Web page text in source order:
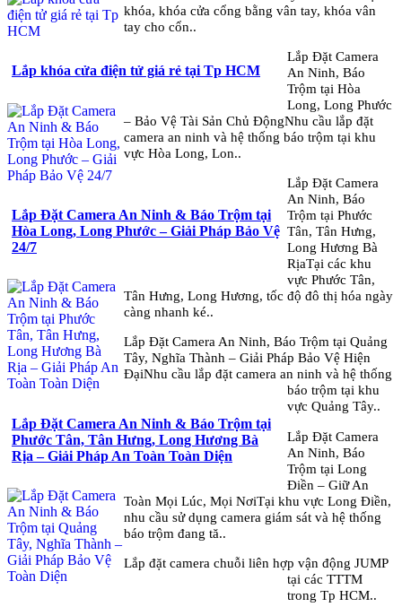
Lắp khóa cửa điện tử giá rẻ tại Tp HCM
khóa, khóa cửa cổng bằng vân tay, khóa vân
tay cho cổn..
Lắp Đặt Camera An Ninh & Báo Trộm tại
Hòa Long, Long Phước – Giải Pháp Bảo Vệ
24/7
Lắp Đặt Camera
An Ninh, Báo
Trộm tại Hòa
Long, Long Phước
– Bảo Vệ Tài Sản Chủ ĐộngNhu cầu lắp đặt
camera an ninh và hệ thống báo trộm tại khu
vực Hòa Long, Lon..
Lắp Đặt Camera An Ninh & Báo Trộm tại
Phước Tân, Tân Hưng, Long Hương Bà
Rịa – Giải Pháp An Toàn Toàn Diện
Lắp Đặt Camera
An Ninh, Báo
Trộm tại Phước
Tân, Tân Hưng,
Long Hương Bà
RịaTại các khu
vực Phước Tân,
Tân Hưng, Long Hương, tốc độ đô thị hóa ngày
càng nhanh ké..
Lắp Đặt Camera An Ninh, Báo Trộm tại Quảng
Tây, Nghĩa Thành – Giải Pháp Bảo Vệ Hiện
ĐạiNhu cầu lắp đặt camera an ninh và hệ thống
báo trộm tại khu
vực Quảng Tây..
Lắp Đặt Camera
An Ninh, Báo
Trộm tại Long
Điền – Giữ An
Toàn Mọi Lúc, Mọi NơiTại khu vực Long Điền,
nhu cầu sử dụng camera giám sát và hệ thống
báo trộm đang tă..
Lắp đặt camera chuỗi liên hợp vận động JUMP
tại các TTTM
trong Tp HCM..